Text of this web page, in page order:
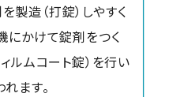
造（打錠）しやすく
にかけて錠剤をつく
ルムコート錠）を行い
ます。